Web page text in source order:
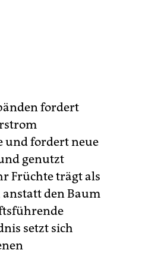
fordert
und fordert neue
genutzt
Früchte trägt als
anstatt den Baum
setzt sich